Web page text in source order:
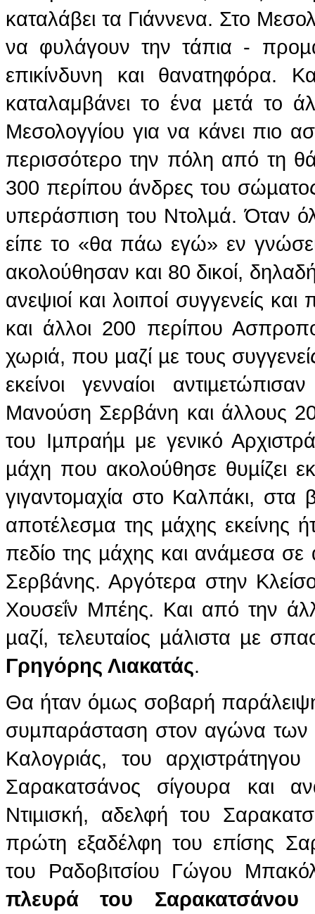
καταλάβει τα Γιάννενα. Στο
να φυλάγουν την τάπια -
επικίνδυνη και θανατηφόρα.
καταλαμβάνει το ένα µετά το
Μεσολογγίου για να κάνει πιο
περισσότερο την πόλη από τη
300 περίπου άνδρες του
υπεράσπιση του Ντολµά. Όταν
είπε το «θα πάω εγώ» εν γνώσει
ακολούθησαν και 80 δικοί,
ανεψιοί και λοιποί συγγενείς
και άλλοι 200 περίπου
χωριά, που µαζί µε τους
εκείνοι γενναίοι
Μανούση Σερβάνη και άλλους
του Ιµπραήµ με γενικό
µάχη που ακολούθησε θυµίζει
γιγαντομαχία στο Καλπάκι,
αποτέλεσµα της µάχης εκείνης
πεδίο της µάχης και ανάµεσα
Σερβάνης. Αργότερα στην
Χουσεΐν Μπέης. Και από την
µαζί, τελευταίος µάλιστα µε
Γρηγόρης Λιακατάς.
Θα ήταν όµως σοβαρή
συµπαράσταση στον αγώνα των
Καλογριάς, του
Σαρακατσάνος σίγουρα και
Ντιµισκή, αδελφή του
πρώτη εξαδέλφη του επίσης
του Ραδοβιτσίου Γώγου
πλευρά του